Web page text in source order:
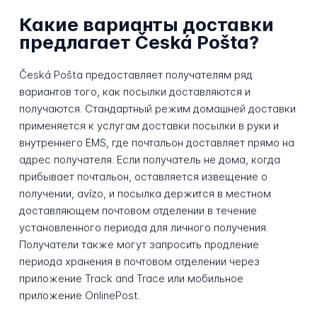
Какие варианты доставки
предлагает Česká Pošta?
Česká Pošta предоставляет получателям ряд
вариантов того, как посылки доставляются и
получаются. Стандартный режим домашней доставки
применяется к услугам доставки посылки в руки и
внутреннего EMS, где почтальон доставляет прямо на
адрес получателя. Если получатель не дома, когда
прибывает почтальон, оставляется извещение о
получении, avízo, и посылка держится в местном
доставляющем почтовом отделении в течение
установленного периода для личного получения.
Получатели также могут запросить продление
периода хранения в почтовом отделении через
приложение Track and Trace или мобильное
приложение OnlinePost.